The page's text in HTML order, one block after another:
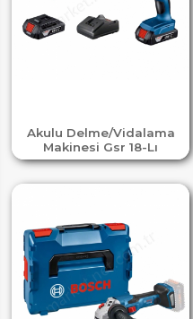
Akulu Delme/Vidalama
Makinesi Gsr 18-Lı